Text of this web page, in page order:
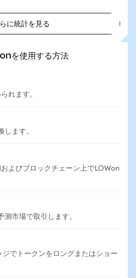
に統計を見る
を使用する方法
れます。
します。
よびブロックチェーン上でLOWon
測市場で取引します。
でトークンをロングまたはショー